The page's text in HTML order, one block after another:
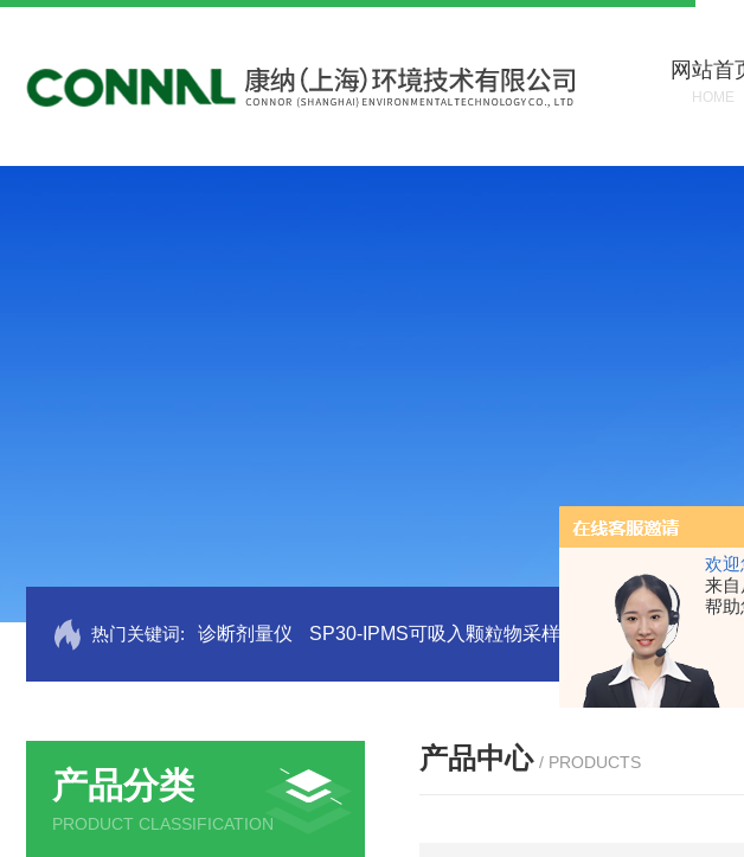
欢迎
来自
帮助
网站首
HOME
热门关键词: 诊断剂量仪 SP30-IPMS可吸入颗粒物采样器 DryCal 800美国
产品分类
PRODUCT CLASSIFICATION
产品中心 / PRODUCTS